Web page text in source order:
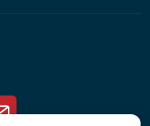
Newsletter